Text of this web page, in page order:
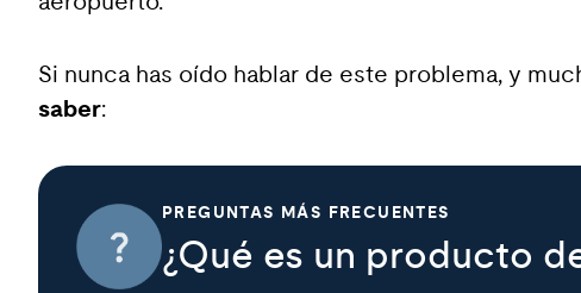
Si nunca has oído hablar de este problema, y
saber:
PREGUNTAS MÁS FRECUENTES
¿Qué es un producto